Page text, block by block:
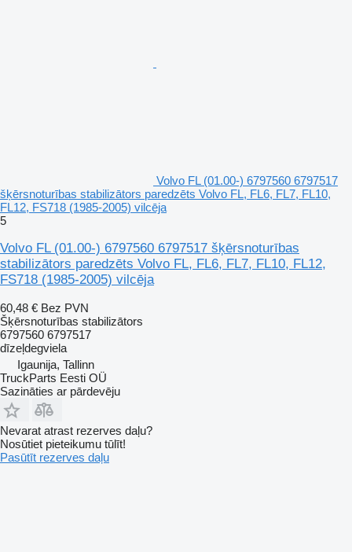
Volvo FL (01.00-) 6797560 6797517
šķērsnoturības stabilizātors paredzēts Volvo FL, FL6, FL7, FL10,
FL12, FS718 (1985-2005) vilcēja
5
Volvo FL (01.00-) 6797560 6797517 šķērsnoturības
stabilizātors paredzēts Volvo FL, FL6, FL7, FL10, FL12,
FS718 (1985-2005) vilcēja
60,48 € Bez PVN
Šķērsnoturības stabilizātors
6797560 6797517
dīzeļdegviela
Igaunija, Tallinn
TruckParts Eesti OÜ
Sazināties ar pārdevēju
Nevarat atrast rezerves daļu?
Nosūtiet pieteikumu tūlīt!
Pasūtīt rezerves daļu